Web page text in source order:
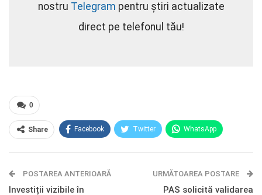
nostru Telegram pentru știri actualizate
direct pe telefonul tău!
0
Share Facebook Twitter WhatsApp
Telegram OK.ru
POSTAREA ANTERIOARĂ
Investiții vizibile în
URMĂTOAREA POSTARE
PAS solicită validarea